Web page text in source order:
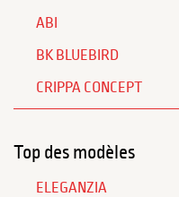
ABI
BK BLUEBIRD
CRIPPA CONCEPT
Top des modèles
ELEGANZIA